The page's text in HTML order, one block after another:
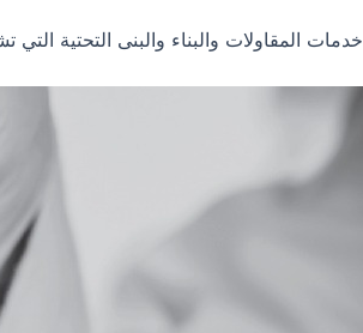
خدمات المقاولات والبناء والبنى التحتية التي